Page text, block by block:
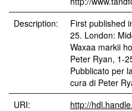
Description:
First published
25. London:
Waxaa markii
Peter Ryan, 1-
Pubblicato per
cura di Peter
URI:
http://